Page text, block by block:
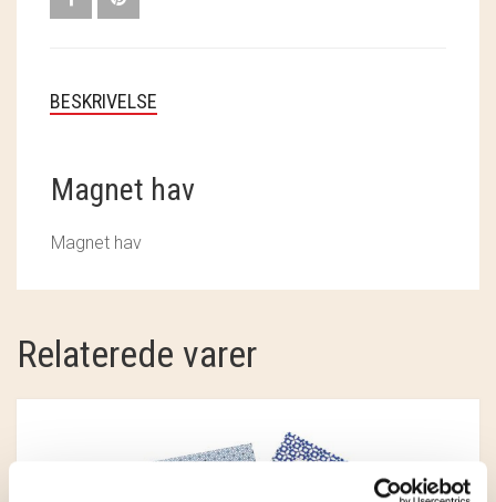
SOSCHJELDE
THY FRAGMENTER
BESKRIVELSE
Magnet hav
Magnet hav
Relaterede varer